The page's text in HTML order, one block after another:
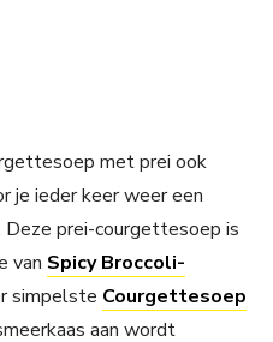
met prei ook
je ieder keer weer een
prei-courgettesoep is
van Spicy Broccoli-
simpelste Courgettesoep
aan wordt